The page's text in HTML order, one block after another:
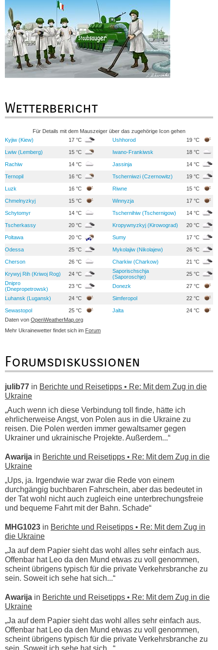
Wetterbericht
Für Details mit dem Mauszeiger über das zugehörige Icon gehen
Kyjiw (Kiew)
17 °C Ushhorod 19 °C
Lwiw (Lemberg) 15 °C Iwano-Frankiwsk 18 °C
Rachiw 14 °C Jassinja 14 °C
Ternopil 16 °C Tscherniwzi (Czernowitz) 19 °C
Luzk 16 °C Riwne 15 °C
Chmelnyzkyj 15 °C Winnyzja 17 °C
Schytomyr 14 °C Tschernihiw (Tschernigow) 14 °C
Tscherkassy 20 °C Kropywnyzkyj (Kirowograd) 20 °C
Poltawa 20 °C Sumy 17 °C
Odessa 25 °C Mykolajiw (Nikolajew) 26 °C
Cherson 26 °C Charkiw (Charkow) 21 °C
Krywyj Rih (Kriwoj Rog) 24 °C
Saporischschja
(Saporoschje)
25 °C
Dnipro
(Dnepropetrowsk)
23 °C Donezk 27 °C
Luhansk (Lugansk) 24 °C Simferopol 22 °C
Sewastopol 25 °C Jalta
24 °C
Daten von OpenWeatherMap.org
Mehr Ukrainewetter findet sich im Forum
Forumsdiskussionen
julib77 in Berichte und Reisetipps • Re: Mit dem Zug in die
Ukraine
„Auch wenn ich diese Verbindung toll finde, hätte ich
ehrlicherweise Angst, von Polen aus in die Ukraine zu
reisen. Die Polen werden immer gewaltsamer gegen
Ukrainer und ukrainische Projekte. Außerdem...“
Awarija in Berichte und Reisetipps • Re: Mit dem Zug in die
Ukraine
„Ups, ja. Irgendwie war zwar die Rede von einem
durchgängig buchbaren Fahrschein, aber das bedeutet in
der Tat wohl nicht auch zugleich eine unterbrechungsfreie
und bequeme Fahrt mit der Bahn. Schade“
MHG1023 in Berichte und Reisetipps • Re: Mit dem Zug in
die Ukraine
„Ja auf dem Papier sieht das wohl alles sehr einfach aus.
Offenbar hat Leo da den Mund etwas zu voll genommen,
scheint übrigens typisch für die private Verkehrsbranche zu
sein. Soweit ich sehe hat sich...“
Awarija in Berichte und Reisetipps • Re: Mit dem Zug in die
Ukraine
„Ja auf dem Papier sieht das wohl alles sehr einfach aus.
Offenbar hat Leo da den Mund etwas zu voll genommen,
scheint übrigens typisch für die private Verkehrsbranche zu
sein. Soweit ich sehe hat sich...“